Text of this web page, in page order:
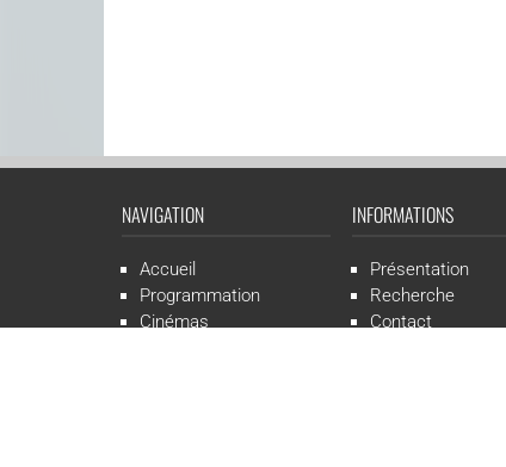
NAVIGATION
Accueil
Programmation
Cinémas
INFORMATIONS
Présentation
Recherche
Contact